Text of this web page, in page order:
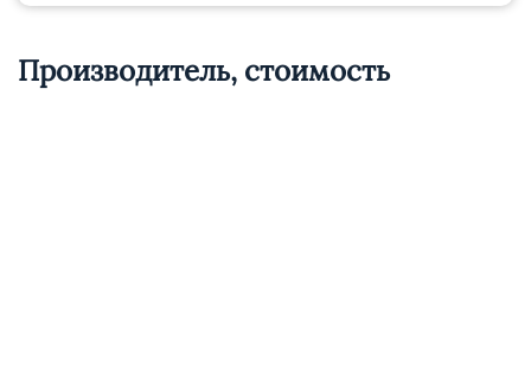
Производитель, стоимость